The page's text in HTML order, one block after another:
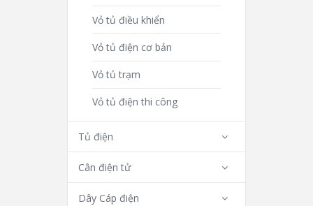
Vỏ tủ điều khiển
Vỏ tủ điện cơ bản
Vỏ tủ trạm
Vỏ tủ điện thi công
Tủ điện
Cân điện tử
Dây Cáp điện